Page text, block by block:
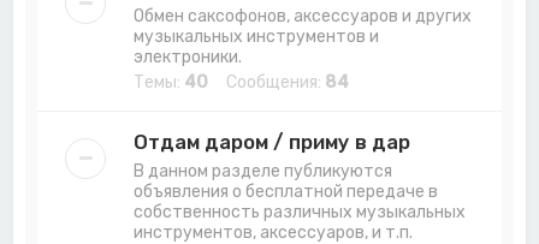
Обмен саксофонов, аксессуаров и других
музыкальных инструментов и
электроники.
Темы: 40 Сообщения: 84
Отдам даром / приму в дар
В данном разделе публикуются
объявления о бесплатной передаче в
собственность различных музыкальных
инструментов, аксессуаров, и т.п.